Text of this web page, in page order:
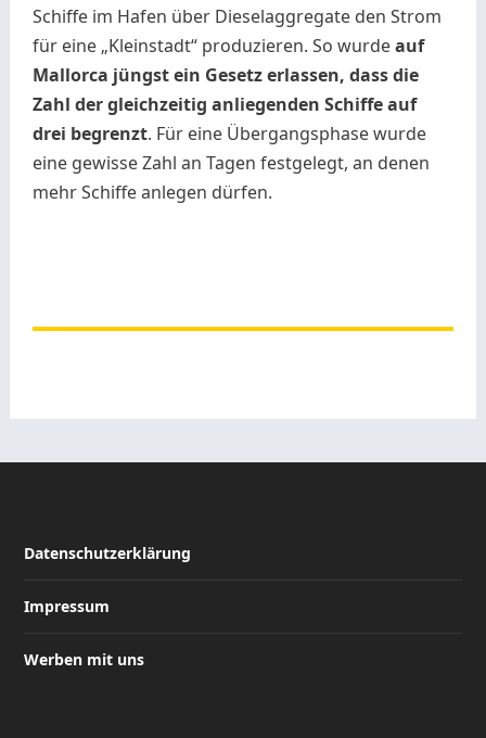
Schiffe im Hafen über Dieselaggregate den Strom
für eine „Kleinstadt“ produzieren. So wurdeauf
Mallorca jüngst ein Gesetz erlassen, dass die
Zahl der gleichzeitig anliegenden Schiffe auf
drei begrenzt. Für eine Übergangsphase wurde
eine gewisse Zahl an Tagen festgelegt, an denen
mehr Schiffe anlegen dürfen.
Datenschutzerklärung
Impressum
Werben mit uns